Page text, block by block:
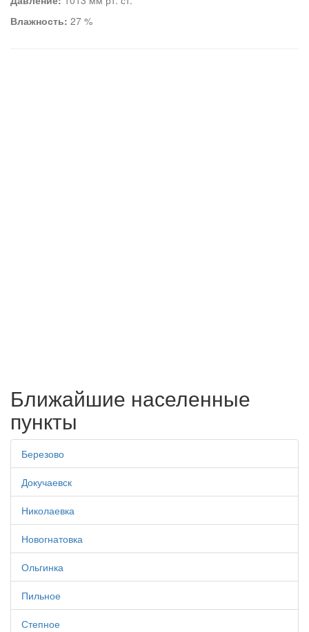
Влажность: 27 %
Ближайшие населенные
пункты
Березово
Докучаевск
Николаевка
Новогнатовка
Ольгинка
Пильное
Степное